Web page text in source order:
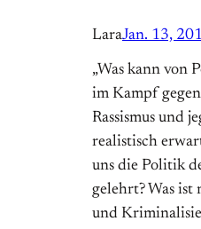
LaraJan. 13,
„Was kann von
im Kampf
Rassismus und
realistisch
uns die Politik
gelehrt? Was ist
und